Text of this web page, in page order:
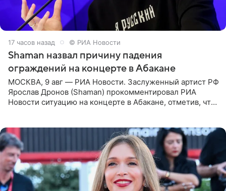
17 часов назад © РИА Новости
Shaman назвал причину падения
ограждений на концерте в Абакане
МОСКВА, 9 авг — РИА Новости. Заслуженный артист РФ
Ярослав Дронов (Shaman) прокомментировал РИА
Новости ситуацию на концерте в Абакане, отметив, что